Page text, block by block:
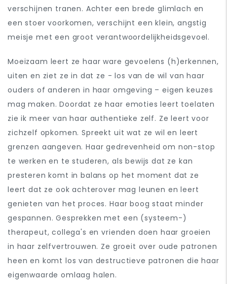
verschijnen tranen. Achter een brede glimlach en
een stoer voorkomen, verschijnt een klein, angstig
meisje met een groot verantwoordelijkheidsgevoel.
Moeizaam leert ze haar ware gevoelens (h)erkennen,
uiten en ziet ze in dat ze - los van de wil van haar
ouders of anderen in haar omgeving – eigen keuzes
mag maken. Doordat ze haar emoties leert toelaten
zie ik meer van haar authentieke zelf. Ze leert voor
zichzelf opkomen. Spreekt uit wat ze wil en leert
grenzen aangeven. Haar gedrevenheid om non-stop
te werken en te studeren, als bewijs dat ze kan
presteren komt in balans op het moment dat ze
leert dat ze ook achterover mag leunen en leert
genieten van het proces. Haar boog staat minder
gespannen. Gesprekken met een (systeem-)
therapeut, collega's en vrienden doen haar groeien
in haar zelfvertrouwen. Ze groeit over oude patronen
heen en komt los van destructieve patronen die haar
eigenwaarde omlaag halen.